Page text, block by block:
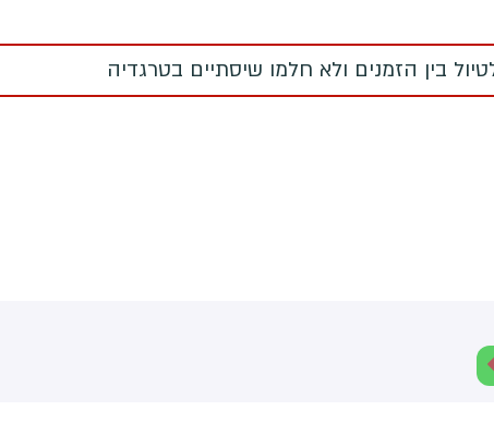
בין הזמנים ולא חלמו שיסתיים בטרגדיה